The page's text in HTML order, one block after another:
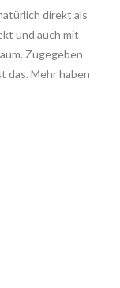
direkt als
und auch mit
Zugegeben
das. Mehr haben